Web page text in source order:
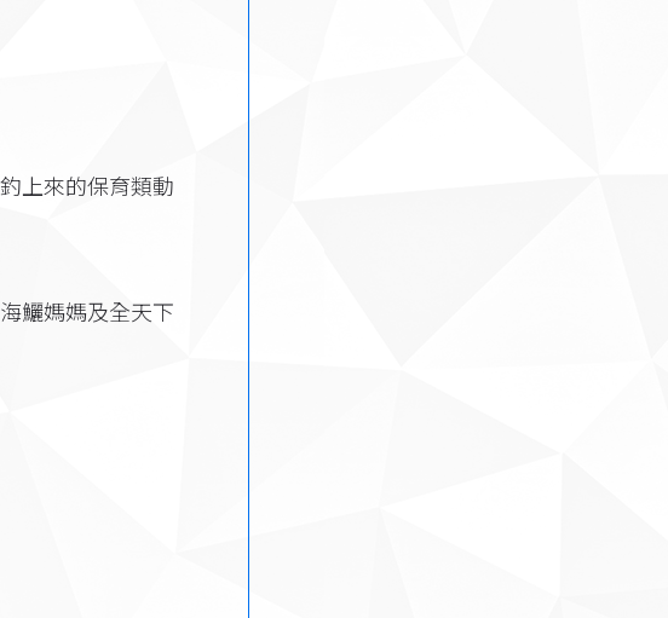
上來的保育類動
鱺媽媽及全天下